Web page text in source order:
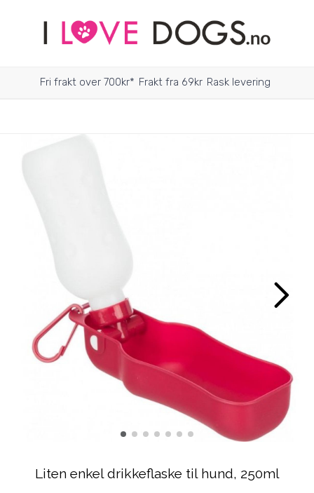
Fri frakt over 700kr* Frakt fra 69kr Rask levering
Liten enkel drikkeflaske til hund, 250ml